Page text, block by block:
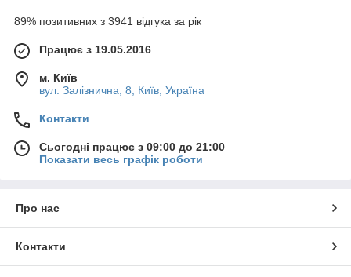
89% позитивних з 3941 відгука за рік
Працює з 19.05.2016
м. Київ
вул. Залізнична, 8, Київ, Україна
Контакти
Сьогодні працює з 09:00 до 21:00
Показати весь графік роботи
Про нас
Контакти